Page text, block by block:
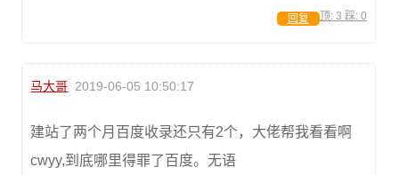
顶: 3 踩: 0
回复
马大哥 2019-06-05 10:50:17
建站了两个月百度收录还只有2个，大佬帮我看看啊
cwyy,到底哪里得罪了百度。无语